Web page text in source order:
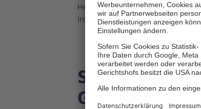
Helferinnen und Helfer im
Instagram oder Facebook für
So können
Görlitz